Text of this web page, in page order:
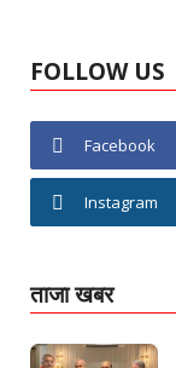
FOLLOW US
Facebook
Instagram
ताजा खबर